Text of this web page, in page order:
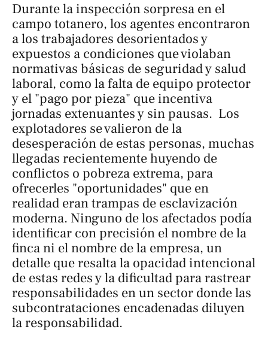
Durante la inspección sorpresa en el
campo totanero, los agentes encontraron
a los trabajadores desorientados y
expuestos a condiciones que violaban
normativas básicas de seguridad y salud
laboral, como la falta de equipo protector
y el "pago por pieza" que incentiva
jornadas extenuantes y sin pausas. Los
explotadores se valieron de la
desesperación de estas personas, muchas
llegadas recientemente huyendo de
conflictos o pobreza extrema, para
ofrecerles "oportunidades" que en
realidad eran trampas de esclavización
moderna. Ninguno de los afectados podía
identificar con precisión el nombre de la
finca ni el nombre de la empresa, un
detalle que resalta la opacidad intencional
de estas redes y la dificultad para rastrear
responsabilidades en un sector donde las
subcontrataciones encadenadas diluyen
la responsabilidad.